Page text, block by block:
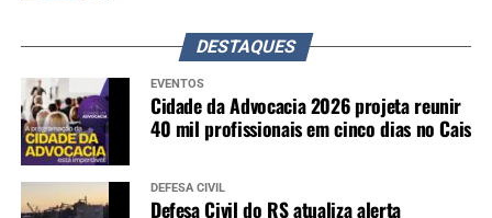
DESTAQUES
EVENTOS
Cidade da Advocacia 2026 projeta reunir
40 mil profissionais em cinco dias no Cais
DEFESA CIVIL
Defesa Civil do RS atualiza alerta